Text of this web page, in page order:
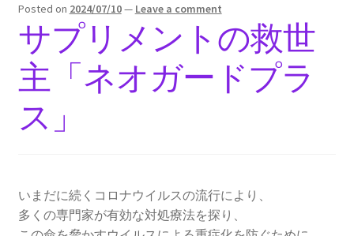
Posted on 2024/07/10— Leave a comment
サプリメントの救世
主「ネオガードプラ
ス」
いまだに続くコロナウイルスの流行により、
多くの専門家が有効な対処療法を探り、